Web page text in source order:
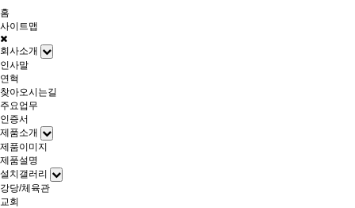
홈
사이트맵
회사소개
인사말
연혁
찾아오시는길
주요업무
인증서
제품소개
제품이미지
제품설명
설치갤러리
강당/체육관
교회